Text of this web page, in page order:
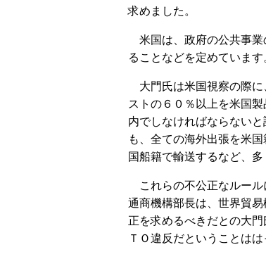
求めました。
米国は、政府の公共事業
ることなどを定めています
大門氏は米国視察の際に
ストの６０％以上を米国
内でしなければならない
も、全ての海外出張を米
国船籍で輸送するなど、
これらの不公正なルール
通商機構部長は、世界貿
正を求めるべきだとの大
ＴＯ違反だということは